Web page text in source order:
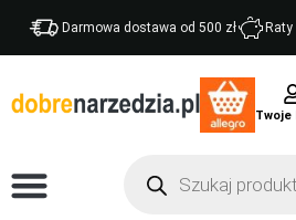
Darmowa dostawa od 500 zł Raty
Twoje